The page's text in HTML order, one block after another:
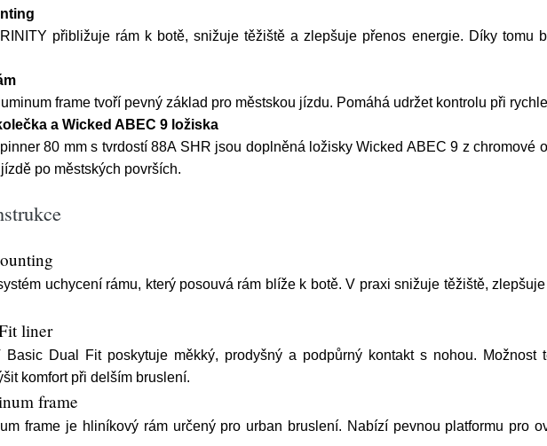
přibližuje rám k botě, snižuje těžiště a zlepšuje přenos energie. Díky tomu
frame tvoří pevný základ pro městskou jízdu. Pomáhá udržet kontrolu při
a Wicked ABEC 9 ložiska
80 mm s tvrdostí 88A SHR jsou doplněná ložisky Wicked ABEC 9 z chromové
po městských površích.
uchycení rámu, který posouvá rám blíže k botě. V praxi snižuje těžiště,
liner
Basic Dual Fit poskytuje měkký, prodyšný a podpůrný kontakt s nohou. Možnost
komfort při delším bruslení.
frame
frame je hliníkový rám určený pro urban bruslení. Nabízí pevnou platformu pro